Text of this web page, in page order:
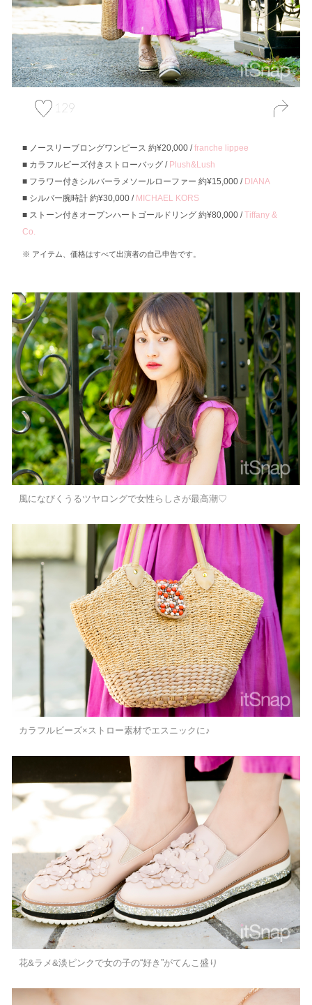
129
ノースリーブロングワンピース 約¥20,000 /franche lippee
カラフルビーズ付きストローバッグ / Plush&Lush
フラワー付きシルバーラメソールローファー 約¥15,000 / DIANA
シルバー腕時計 約¥30,000 / MICHAEL KORS
ストーン付きオープンハートゴールドリング 約¥80,000 /Tiffany &
Co.
アイテム、価格はすべて出演者の自己申告です。
風になびくうるツヤロングで女性らしさが最高潮♡
カラフルビーズ×ストロー素材でエスニックに♪
花&ラメ&淡ピンクで女の子の“好き”がてんこ盛り